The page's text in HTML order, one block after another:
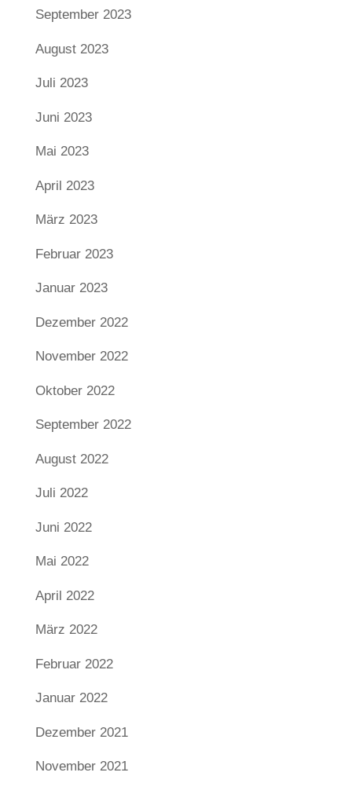
September 2023
August 2023
Juli 2023
Juni 2023
Mai 2023
April 2023
März 2023
Februar 2023
Januar 2023
Dezember 2022
November 2022
Oktober 2022
September 2022
August 2022
Juli 2022
Juni 2022
Mai 2022
April 2022
März 2022
Februar 2022
Januar 2022
Dezember 2021
November 2021